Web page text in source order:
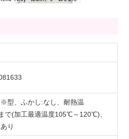
型、ふかし:なし、耐熱温
で(加工最適温度105℃～120℃)、
り